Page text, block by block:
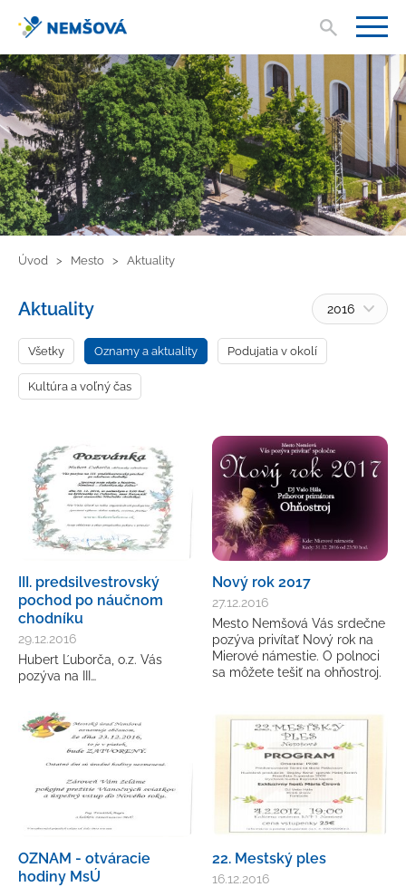
Úvod Mesto Aktuality
Aktuality
Všetky Oznamy a aktuality Podujatia v okolí
Kultúra a voľný čas
2016
III. predsilvestrovský
pochod po náučnom
chodníku
29.12.2016
Hubert Ľuborča, o.z. Vás
pozýva na III…
Nový rok 2017
27.12.2016
Mesto Nemšová Vás srdečne
pozýva privítať Nový rok na
Mierové námestie. O polnoci
sa môžete tešiť na ohňostroj.
OZNAM - otváracie
hodiny MsÚ
22. Mestský ples
16.12.2016